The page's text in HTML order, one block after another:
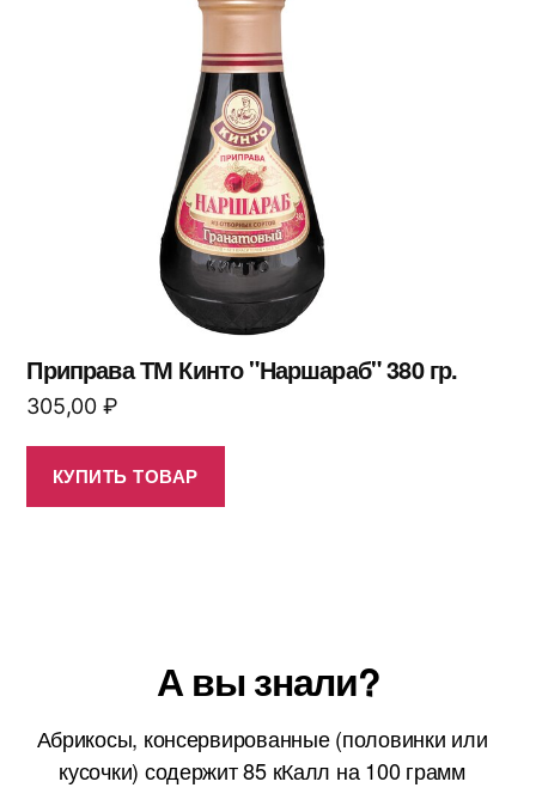
Приправа ТМ Кинто "Наршараб" 380 гр.
305,00 ₽
КУПИТЬ ТОВАР
А вы знали?
Абрикосы, консервированные (половинки или
кусочки) содержит 85 кКалл на 100 грамм